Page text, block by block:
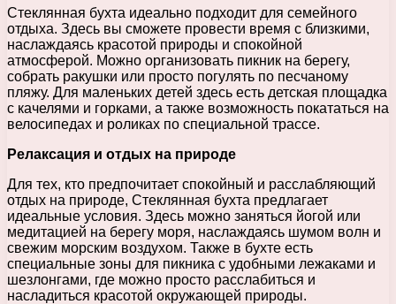
Стеклянная бухта идеально подходит для семейного
отдыха. Здесь вы сможете провести время с близкими,
наслаждаясь красотой природы и спокойной
атмосферой. Можно организовать пикник на берегу,
собрать ракушки или просто погулять по песчаному
пляжу. Для маленьких детей здесь есть детская площадка
с качелями и горками, а также возможность покататься на
велосипедах и роликах по специальной трассе.
Релаксация и отдых на природе
Для тех, кто предпочитает спокойный и расслабляющий
отдых на природе, Стеклянная бухта предлагает
идеальные условия. Здесь можно заняться йогой или
медитацией на берегу моря, наслаждаясь шумом волн и
свежим морским воздухом. Также в бухте есть
специальные зоны для пикника с удобными лежаками и
шезлонгами, где можно просто расслабиться и
насладиться красотой окружающей природы.